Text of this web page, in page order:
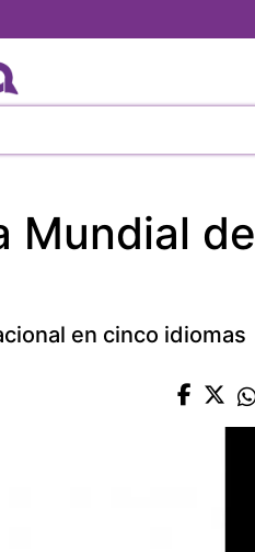
Mundial de
en cinco idiomas